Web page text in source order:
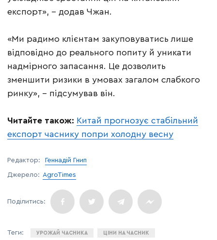
експорт», – додав Чжан.
«Ми радимо клієнтам закуповуватись лише
відповідно до реального попиту й уникати
надмірного запасання. Це дозволить
зменшити ризики в умовах загалом слабкого
ринку», – підсумував він.
Читайте також: Китай прогнозує стабільний
експорт часнику попри холодну весну
Редактор: Геннадій Гнип
Джерело: AgroTimes
УРОЖАЙ ЧАСНИКА ЦІНИ НА ЧАСНИК